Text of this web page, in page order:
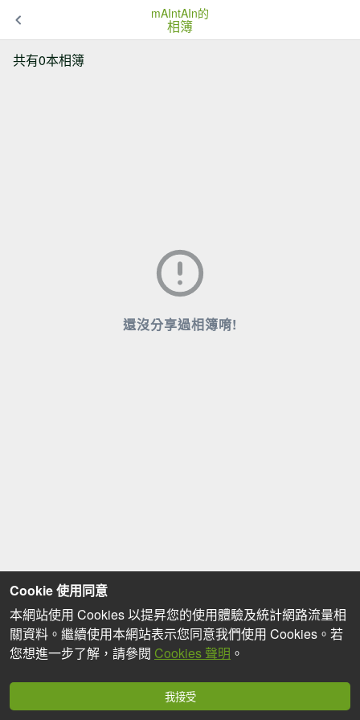
mAIntAIn的
相簿
共有0本相簿
還沒分享過相簿唷!
Cookie 使用同意
本網站使用 Cookies 以提昇您的使用體驗及統計網路流量相
關資料。繼續使用本網站表示您同意我們使用 Cookies。若
您想進一步了解，請參閱 Cookies 聲明 。
我接受